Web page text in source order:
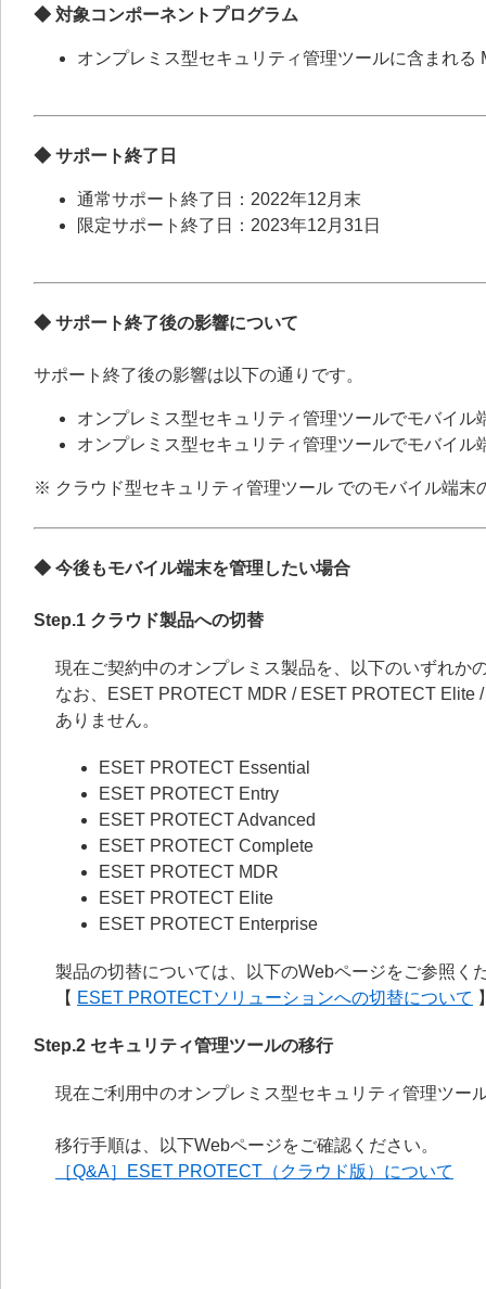
◆ 対象コンポーネントプログラム
オンプレミス型セキュリティ管理ツールに含まれる
◆ サポート終了日
通常サポート終了日：2022年12月末
限定サポート終了日：2023年12月31日
◆ サポート終了後の影響について
サポート終了後の影響は以下の通りです。
オンプレミス型セキュリティ管理ツールでモバイル
オンプレミス型セキュリティ管理ツールでモバイ
※ クラウド型セキュリティ管理ツール でのモバイル端末
◆ 今後もモバイル端末を管理したい場合
Step.1 クラウド製品への切替
現在ご契約中のオンプレミス製品を、以下のいずれか
なお、ESET PROTECT MDR / ESET PROTECT
ありません。
ESET PROTECT Essential
ESET PROTECT Entry
ESET PROTECT Advanced
ESET PROTECT Complete
ESET PROTECT MDR
ESET PROTECT Elite
ESET PROTECT Enterprise
製品の切替については、以下のWebページをご参照く
【 ESET PROTECTソリューションへの切替について
Step.2 セキュリティ管理ツールの移行
現在ご利用中のオンプレミス型セキュリティ管理ツー
移行手順は、以下Webページをご確認ください。
［Q&A］ESET PROTECT（クラウド版）について